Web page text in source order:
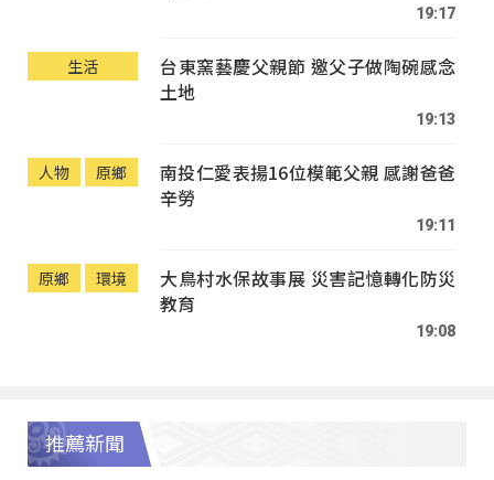
19:17
生活
台東窯藝慶父親節 邀父子做陶碗感念
土地
19:13
人物 原鄉
南投仁愛表揚16位模範父親 感謝爸爸
辛勞
19:11
原鄉 環境
大鳥村水保故事展 災害記憶轉化防災
教育
19:08
推薦新聞